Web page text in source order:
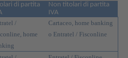
di partita
Non titolari di partita
IVA
/
home
Cartaceo, home banking
o Entratel / Fisconline